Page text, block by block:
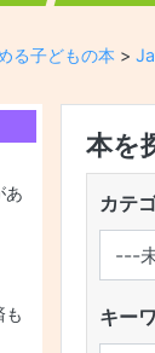
る子どもの本 >
あ
も
本を
カテ
キー